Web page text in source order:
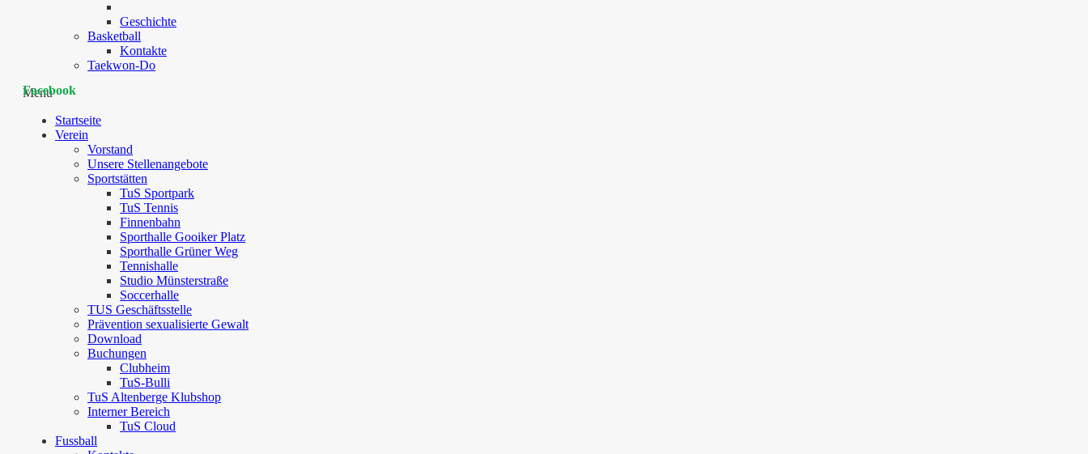
Geschichte
Basketball
Kontakte
Taekwon-Do
Menu
Startseite
Verein
Vorstand
Unsere Stellenangebote
Sportstätten
TuS Sportpark
TuS Tennis
Finnenbahn
Sporthalle Gooiker Platz
Sporthalle Grüner Weg
Tennishalle
Studio Münsterstraße
Soccerhalle
TUS Geschäftsstelle
Prävention sexualisierte Gewalt
Download
Buchungen
Clubheim
TuS-Bulli
TuS Altenberge Klubshop
Interner Bereich
TuS Cloud
Fussball
Facebook